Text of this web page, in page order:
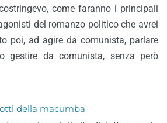
come faranno i principali
del romanzo politico che avrei
poi, ad agire da comunista, parlare
gestire da comunista, senza però
della macumba